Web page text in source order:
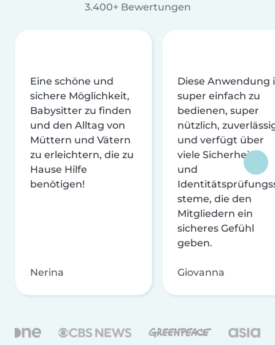
3.400+ Bewertungen
Eine schöne und
sichere Möglichkeit,
Babysitter zu finden
und den Alltag von
Müttern und Vätern
zu erleichtern, die zu
Hause Hilfe
benötigen!
Nerina
Diese Anwendung
super einfach zu
bedienen, super
nützlich,
und verfügt über
viele Sicherheits-
und
steme, die den
Mitgliedern ein
sicheres Gefühl
geben.
Giovanna